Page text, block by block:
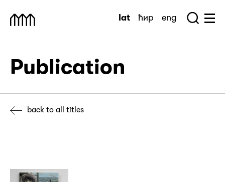
Muzej Savremene Umetnosti
lat ћир eng
Publication
back to all titles